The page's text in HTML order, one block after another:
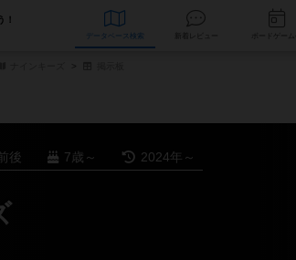
！
データベース
後 7歳～ 2024年～